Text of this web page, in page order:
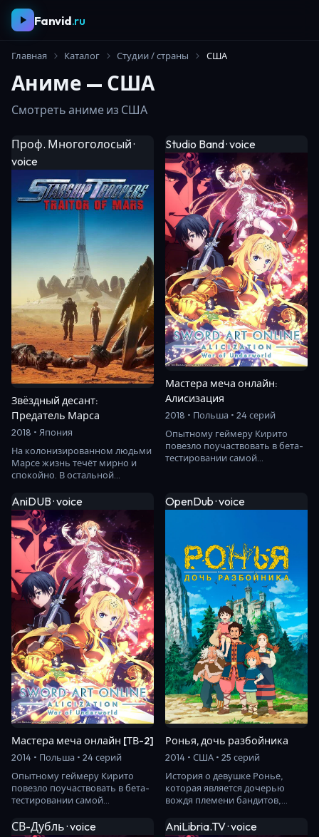
Fanvid.ru
Главная Каталог Студии / страны США
Аниме — США
Смотреть аниме из США
Проф. Многоголосый ·
voice
Звёздный десант:
Предатель Марса
2018 • Япония
На колонизированном людьми
Марсе жизнь течёт мирно и
спокойно. В остальной
недалёкими, и десан…
Studio Band · voice
Мастера меча онлайн:
Алисизация
2018 • Польша • 24 серий
Опытному геймеру Кирито
повезло поучаствовать в бета-
тестировании самой
AniDUB · voice
Мастера меча онлайн [ТВ-2]
2014 • Польша • 24 серий
Опытному геймеру Кирито
повезло поучаствовать в бета-
тестировании самой
игры нового поколения - S…
OpenDub · voice
Ронья, дочь разбойника
2014 • США • 25 серий
История о девушке Ронье,
которая является дочерью
вождя племени бандитов,
лесу. История расск…
СВ-Дубль · voice AniLibria.TV · voice